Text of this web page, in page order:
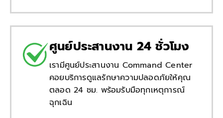
ศูนย์ประสานงาน 24 ชั่วโมง
เรามีศูนย์ประสานงาน Command Center
คอยบริการดูแลรักษาความปลอดภัยให้คุณ
ตลอด 24 ชม. พร้อมรับมือทุกเหตุการณ์
ฉุกเฉิน